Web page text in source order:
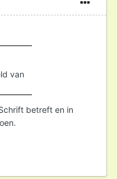
van
betreft en in